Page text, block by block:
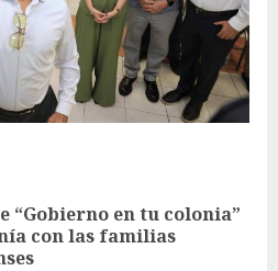
“Gobierno en tu colonia”
con las familias